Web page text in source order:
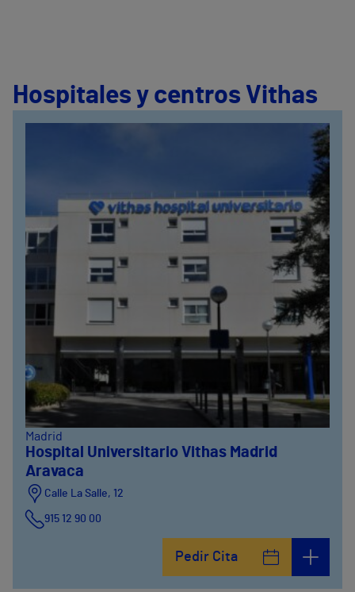
Hospitales y centros Vithas
Madrid
Hospital Universitario Vithas Madrid
Aravaca
Calle La Salle, 12
915 12 90 00
Pedir Cita